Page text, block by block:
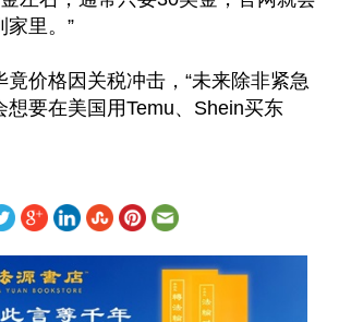
家里。”
竟价格因关税冲击，“未来除非紧急
想要在美国用Temu、Shein买东